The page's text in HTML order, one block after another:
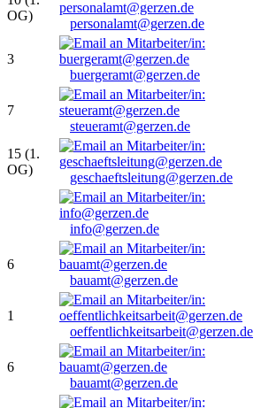
OG)
personalamt@gerzen.de
3
buergeramt@gerzen.de
7
steueramt@gerzen.de
15 (1.
OG)
geschaeftsleitung@gerzen.de
info@gerzen.de
6
bauamt@gerzen.de
1
oeffentlichkeitsarbeit@gerzen.de
6
bauamt@gerzen.de